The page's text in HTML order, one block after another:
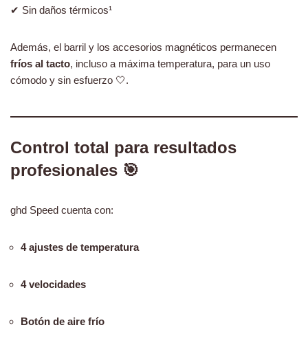
✔ Sin daños térmicos¹
Además, el barril y los accesorios magnéticos permanecen
fríos al tacto, incluso a máxima temperatura, para un uso
cómodo y sin esfuerzo 🤍.
Control total para resultados
profesionales 🎯
ghd Speed cuenta con:
4 ajustes de temperatura
4 velocidades
Botón de aire frío